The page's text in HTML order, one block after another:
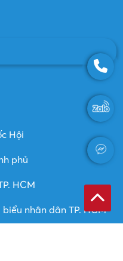
Hội
phủ
HCM
nhân dân TP. HCM